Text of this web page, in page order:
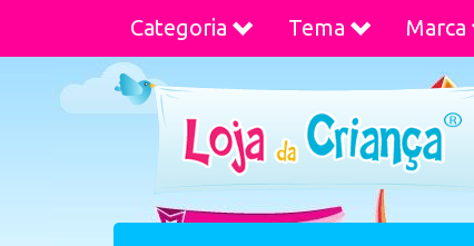
Categoria Tema Marca